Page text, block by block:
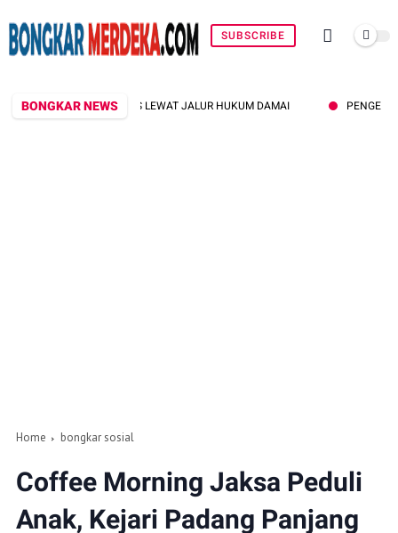
SUBSCRIBE
BONGKAR NEWS
HARUS LEWAT JALUR HUKUM DAMAI PENGELOLAAN SAMPAH
Home bongkar sosial
Coffee Morning Jaksa Peduli
Anak, Kejari Padang Panjang